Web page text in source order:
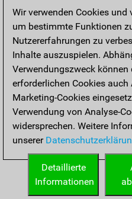
Wir verwenden Cookies
um bestimmte Funktionen
Nutzererfahrungen zu
Inhalte auszuspielen.
Verwendungszweck
erforderlichen Cookies auch
Marketing-Cookies
Verwendung von Analyse-
widersprechen. Weitere
unserer
Detaillierte
Informationen